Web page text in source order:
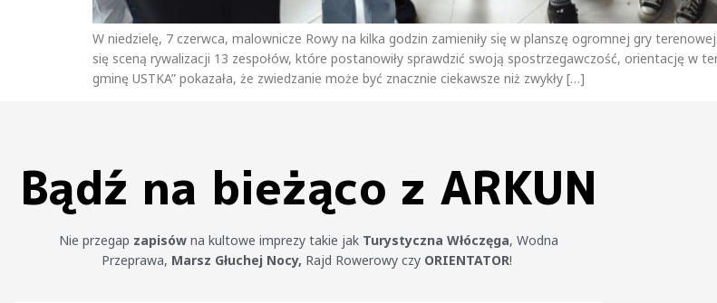
W niedzielę, 7 czerwca, malownicze Rowy na kilka godzin zamieniły się w planszę ogromnej gry
się sceną rywalizacji 13 zespołów, które postanowiły sprawdzić swoją spostrzegawczość, orientację w
gminę USTKA” pokazała, że zwiedzanie może być znacznie ciekawsze niż zwykły […]
Bądź na bieżąco z ARKUN
Nie przegap zapisówna kultowe imprezy takie jak Turystyczna Włóczęga, Wodna
Przeprawa, Marsz Głuchej Nocy, Rajd Rowerowy czy ORIENTATOR!